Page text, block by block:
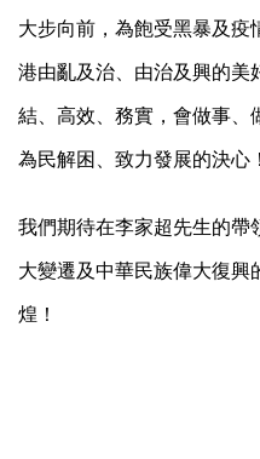
大步向前，為飽受黑暴及
港由亂及治、由治及興的美
結、高效、務實，會做事
為民解困、致力發展的決心！
我們期待在李家超先生的
大變遷及中華民族偉大復
煌！